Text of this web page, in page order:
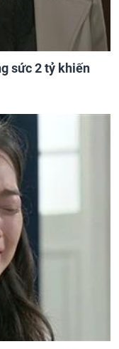
sức 2 tỷ khiến